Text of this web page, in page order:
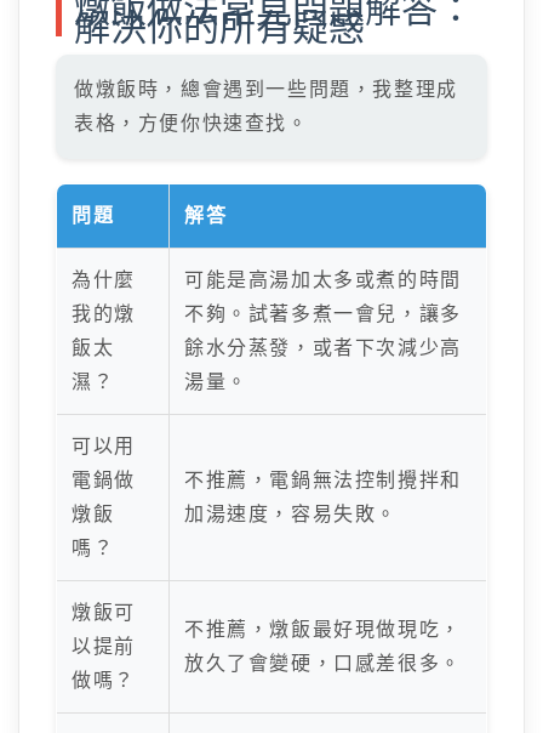
燉飯做法常見問題解答：
解決你的所有疑惑
做燉飯時，總會遇到一些問題，我整理成
表格，方便你快速查找。
問題 解答
為什麼
我的燉
飯太
濕？
可能是高湯加太多或煮的時間
不夠。試著多煮一會兒，讓多
餘水分蒸發，或者下次減少高
湯量。
可以用
電鍋做
燉飯
嗎？
不推薦，電鍋無法控制攪拌和
加湯速度，容易失敗。
燉飯可
以提前
做嗎？
不推薦，燉飯最好現做現吃，
放久了會變硬，口感差很多。